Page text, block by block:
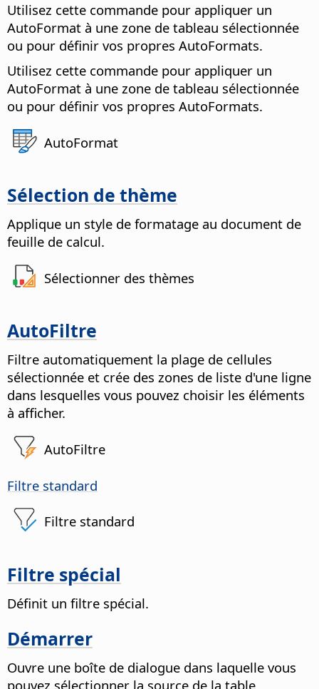
Utilisez cette commande pour appliquer un
AutoFormat à une zone de tableau sélectionnée
ou pour définir vos propres AutoFormats.
Utilisez cette commande pour appliquer un
AutoFormat à une zone de tableau sélectionnée
ou pour définir vos propres AutoFormats.
AutoFormat
Sélection de thème
Applique un style de formatage au document de
feuille de calcul.
Sélectionner des thèmes
AutoFiltre
Filtre automatiquement la plage de cellules
sélectionnée et crée des zones de liste d'une ligne
dans lesquelles vous pouvez choisir les éléments
à afficher.
AutoFiltre
Filtre standard
Filtre standard
Filtre spécial
Définit un filtre spécial.
Démarrer
Ouvre une boîte de dialogue dans laquelle vous
pouvez sélectionner la source de la table